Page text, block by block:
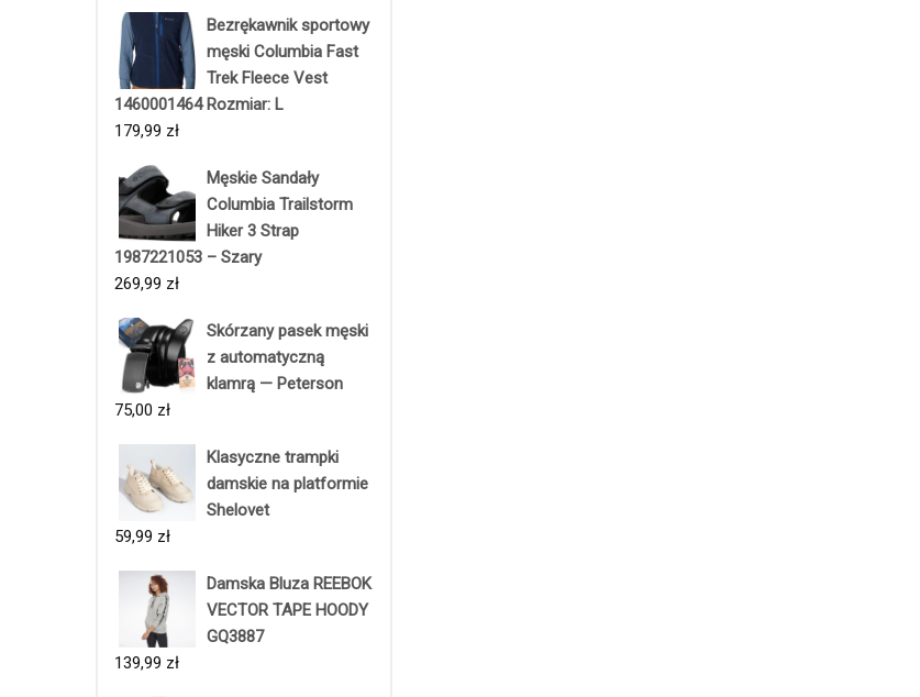
Bezrękawnik sportowy
męski Columbia Fast
Trek Fleece Vest
1460001464 Rozmiar: L
179,99 zł
Męskie Sandały
Columbia Trailstorm
Hiker 3 Strap
1987221053 – Szary
269,99 zł
Skórzany pasek męski
z automatyczną
klamrą — Peterson
75,00 zł
Klasyczne trampki
damskie na platformie
Shelovet
59,99 zł
Damska Bluza REEBOK
VECTOR TAPE HOODY
GQ3887
139,99 zł